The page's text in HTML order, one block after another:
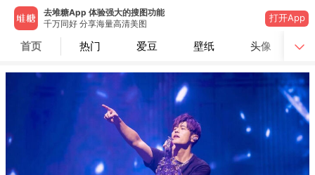
去堆糖App 体验强大的搜图功能
千万同好 分享海量高清美图
打开App
首页 热门 爱豆 壁纸 头像